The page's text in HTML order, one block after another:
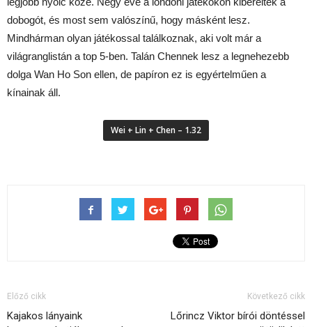
dobogót, és most sem valószínű, hogy másként lesz.
Mindhárman olyan játékossal találkoznak, aki volt már a
világranglistán a top 5-ben. Talán Chennek lesz a legnehezebb
dolga Wan Ho Son ellen, de papíron ez is egyértelműen a
kínainak áll.
Wei + Lin + Chen – 1.32
Előző cikk
Kajakos lányaink
Következő cikk
Lőrincz Viktor bírói döntéssel